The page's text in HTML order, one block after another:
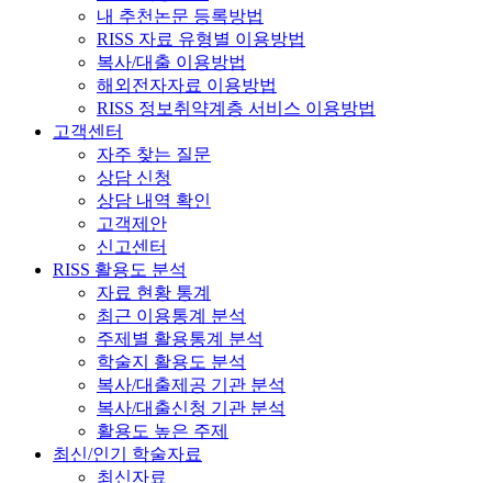
내 추천논문 등록방법
RISS 자료 유형별 이용방법
복사/대출 이용방법
해외전자자료 이용방법
RISS 정보취약계층 서비스 이용방법
고객센터
자주 찾는 질문
상담 신청
상담 내역 확인
고객제안
신고센터
RISS 활용도 분석
자료 현황 통계
최근 이용통계 분석
주제별 활용통계 분석
학술지 활용도 분석
복사/대출제공 기관 분석
복사/대출신청 기관 분석
활용도 높은 주제
최신/인기 학술자료
최신자료